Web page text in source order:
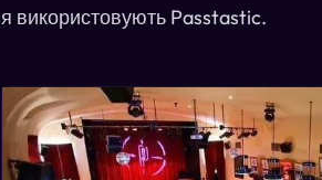
використовують Passtastic.